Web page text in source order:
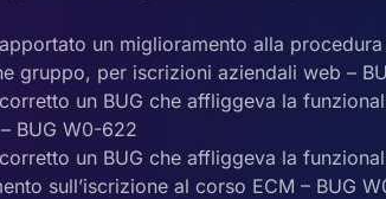
apportato un miglioramento alla
gruppo, per iscrizioni aziendali web –
corretto un BUG che affliggeva la
BUG W0-622
corretto un BUG che affliggeva la
sull’iscrizione al corso ECM – BUG